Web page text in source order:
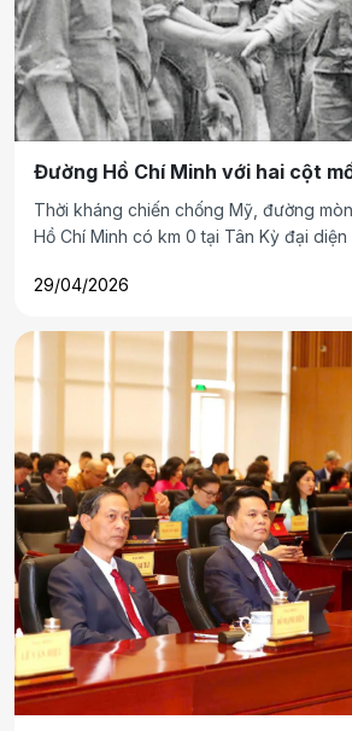
Đường Hồ Chí Minh với hai cột
Thời kháng chiến chống Mỹ, đường
Hồ Chí Minh có km 0 tại Tân Kỳ đại
từ năm 2014, đường Hồ Chí Minh có
Nam, khi Nguyễn Ái quốc trở về nước,
29/04/2026